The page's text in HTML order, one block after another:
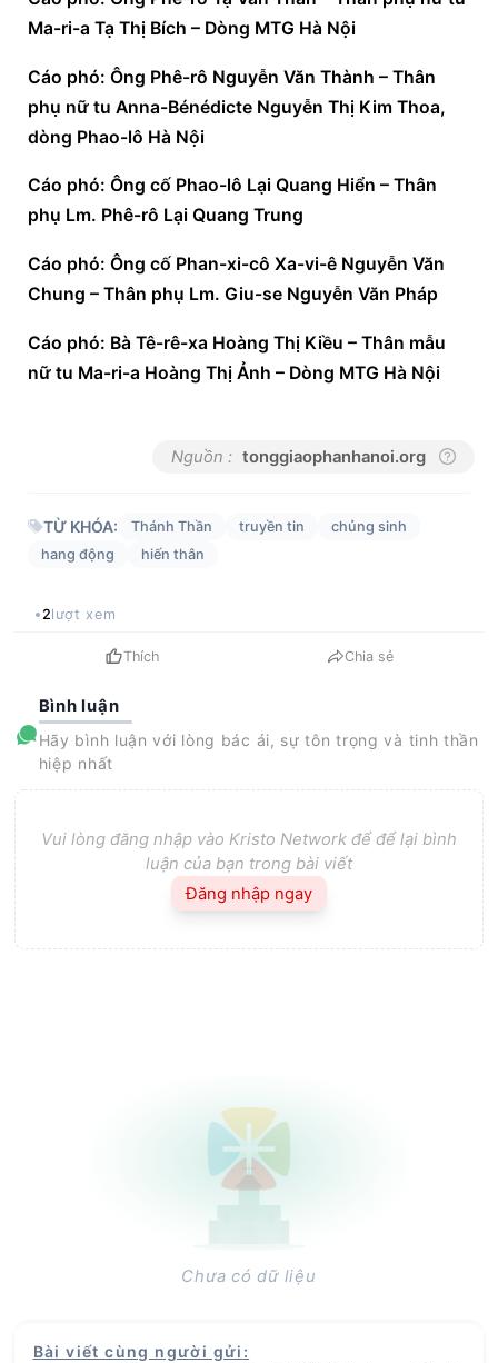
Ma-ri-a Tạ Thị Bích – Dòng MTG Hà Nội
Cáo phó: Ông Phê-rô Nguyễn Văn Thành – Thân
phụ nữ tu Anna-Bénédicte Nguyễn Thị Kim Thoa,
dòng Phao-lô Hà Nội
Cáo phó: Ông cố Phao-lô Lại Quang Hiển – Thân
phụ Lm. Phê-rô Lại Quang Trung
Cáo phó: Ông cố Phan-xi-cô Xa-vi-ê Nguyễn Văn
Chung – Thân phụ Lm. Giu-se Nguyễn Văn Pháp
Cáo phó: Bà Tê-rê-xa Hoàng Thị Kiều – Thân mẫu
nữ tu Ma-ri-a Hoàng Thị Ảnh – Dòng MTG Hà Nội
Nguồn : tonggiaophanhanoi.org
TỪ KHÓA: Thánh Thần truyền tin
chủng sinh
hang động
hiến thân
2lượt xem
Thích Chia sẻ
Bình luận
Hãy bình luận với lòng bác ái, sự tôn trọng và tinh thần
hiệp nhất
Vui lòng đăng nhập vào Kristo Network để để lại bình
luận của bạn trong bài viết
Đăng nhập ngay
Chưa có dữ liệu
Bài viết cùng người gửi :